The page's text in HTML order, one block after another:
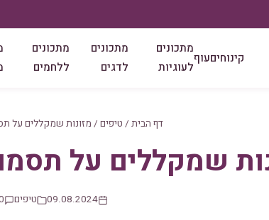
קינוחיםעוף
מתכונים
לעוגיות
מתכונים
לדגים
מתכונים
ללחמים
דף הבית / טיפים / מזונות שמקללים על
שמקללים על
09.08.2024 טיפים 0